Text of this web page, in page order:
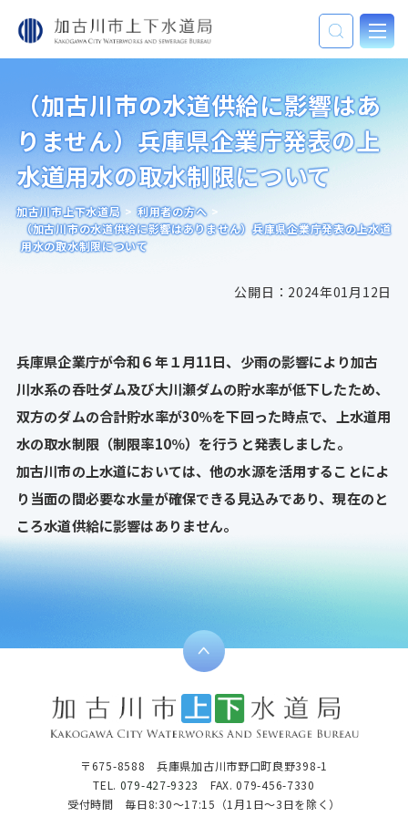
（加古川市の水道供給に影響はあ
りません）兵庫県企業庁発表の上
水道用水の取水制限について
加古川市上下水道局 > 利用者の方へ >
（加古川市の水道供給に影響はありません）兵庫県企業庁発表の上水道
用水の取水制限について
公開日： 2024年01月12日
兵庫県企業庁が令和６年１月11日、少雨の影響により加古
川水系の呑吐ダム及び大川瀬ダムの貯水率が低下したため、
双方のダムの合計貯水率が30％を下回った時点で、上水道用
水の取水制限（制限率10％）を行うと発表しました。
加古川市の上水道においては、他の水源を活用することによ
り当面の間必要な水量が確保できる見込みであり、現在のと
ころ水道供給に影響はありません。
〒675-8588 兵庫県加古川市野口町良野398-1
TEL. 079-427-9323
FAX. 079-456-7330
受付時間 毎日8:30～17:15（1月1日～3日を除く）